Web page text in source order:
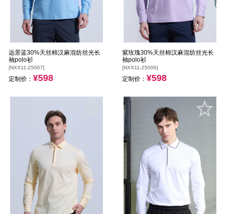
远景蓝30%天丝棉汉麻混纺丝光长
袖polo衫
[NXX11-25007]
定制价： ¥598
紫玫瑰30%天丝棉汉麻混纺丝光长
袖polo衫
[NXX11-25006]
定制价： ¥598